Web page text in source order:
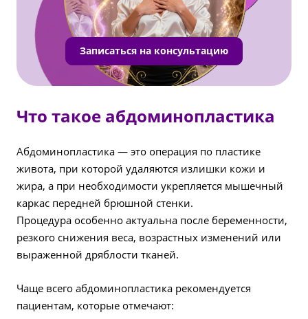
Записаться на консультацию
Что такое абдоминопластика
Абдоминопластика — это операция по пластике
живота, при которой удаляются излишки кожи и
жира, а при необходимости укрепляется мышечный
каркас передней брюшной стенки.
Процедура особенно актуальна после беременности,
резкого снижения веса, возрастных изменений или
выраженной дряблости тканей.
Чаще всего абдоминопластика рекомендуется
пациентам, которые отмечают: